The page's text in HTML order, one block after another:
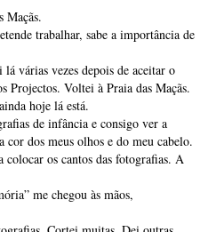
Maçãs.
trabalhar, sabe a importância de
várias vezes depois de aceitar o
Projectos. Voltei à Praia das Maçãs.
hoje lá está.
de infância e consigo ver a
cor dos meus olhos e do meu cabelo.
os cantos das fotografias. A
me chegou às mãos,